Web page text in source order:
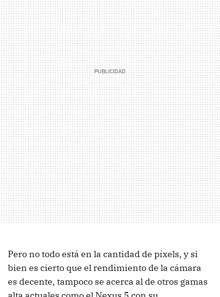
Pero no todo está en la cantidad de píxels, y si
bien es cierto que el rendimiento de la cámara
es decente, tampoco se acerca al de otros gamas